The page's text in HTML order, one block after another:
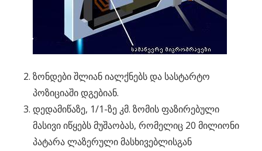
ზონდები შლიან იალქნებს და სასტარტო
პოზიციაში დგებიან.
დედამიწაზე, 1/1-ზე კმ. ზომის ფაზირებული
მასივი იწყებს მუშაობას, რომელიც 20 მილიონი
პატარა ლაზერული მასხივებლისგან